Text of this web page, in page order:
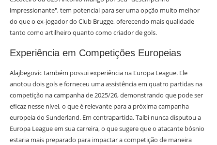
impressionante", tem potencial para ser uma opção muito melhor
do que o ex-jogador do Club Brugge, oferecendo mais qualidade
tanto como artilheiro quanto como criador de gols.
Experiência em Competições Europeias
Alajbegovic também possui experiência na Europa League. Ele
anotou dois gols e forneceu uma assistência em quatro partidas na
competição na campanha de 2025/26, demonstrando que pode ser
eficaz nesse nível, o que é relevante para a próxima campanha
europeia do Sunderland. Em contrapartida, Talbi nunca disputou a
Europa League em sua carreira, o que sugere que o atacante bósnio
estaria mais preparado para impactar a competição de maneira